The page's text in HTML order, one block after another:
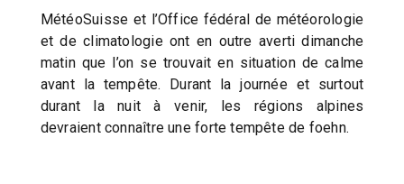
MétéoSuisse et l’Office fédéral de météorologie
et de climatologie ont en outre averti dimanche
matin que l’on se trouvait en situation de calme
avant la tempête. Durant la journée et surtout
durant la nuit à venir, les régions alpines
devraient connaître une forte tempête de foehn.